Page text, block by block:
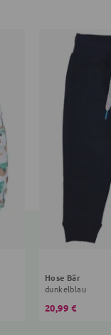
Hose Bär
dunkelblau
20,99 €